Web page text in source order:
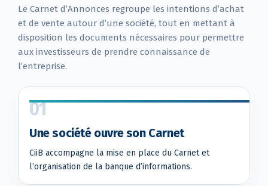
Le Carnet d’Annonces regroupe les intentions d’achat
et de vente autour d’une société, tout en mettant à
disposition les documents nécessaires pour permettre
aux investisseurs de prendre connaissance de
l’entreprise.
01
Une société ouvre son Carnet
CiiB accompagne la mise en place du Carnet et
l’organisation de la banque d’informations.